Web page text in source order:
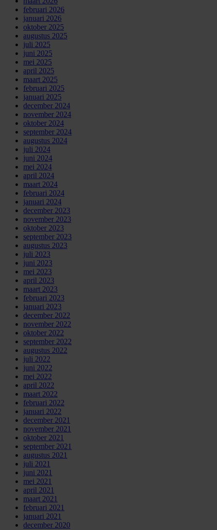
februari 2026
januari 2026
oktober 2025
augustus 2025
juli 2025
juni 2025
mei 2025
april 2025
maart 2025
februari 2025
januari 2025
december 2024
november 2024
oktober 2024
september 2024
augustus 2024
juli 2024
juni 2024
mei 2024
april 2024
maart 2024
februari 2024
januari 2024
december 2023
november 2023
oktober 2023
september 2023
augustus 2023
juli 2023
juni 2023
mei 2023
april 2023
maart 2023
februari 2023
januari 2023
december 2022
november 2022
oktober 2022
september 2022
augustus 2022
juli 2022
juni 2022
mei 2022
april 2022
maart 2022
februari 2022
januari 2022
december 2021
november 2021
oktober 2021
september 2021
augustus 2021
juli 2021
juni 2021
mei 2021
april 2021
maart 2021
februari 2021
januari 2021
december 2020